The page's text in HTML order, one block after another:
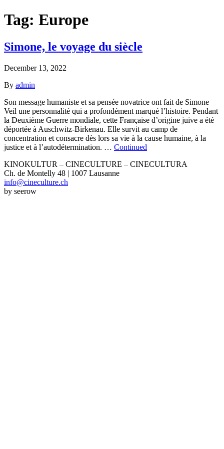
Tag: Europe
Simone, le voyage du siècle
December 13, 2022
By admin
Son message humaniste et sa pensée novatrice ont fait de Simone
Veil une personnalité qui a profondément marqué l’histoire. Pendant
la Deuxième Guerre mondiale, cette Française d’origine juive a été
déportée à Auschwitz-Birkenau. Elle survit au camp de
concentration et consacre dès lors sa vie à la cause humaine, à la
justice et à l’autodétermination. … Continued
KINOKULTUR – CINECULTURE – CINECULTURA
Ch. de Montelly 48 | 1007 Lausanne
info@cineculture.ch
by seerow